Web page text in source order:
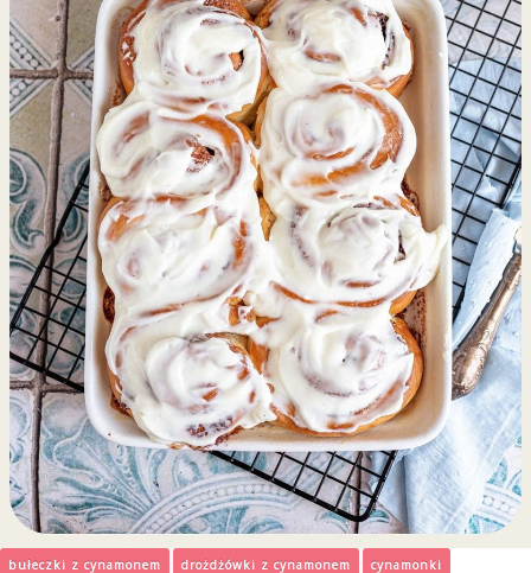
bułeczki z cynamonem drożdżówki z cynamonem cynamonki